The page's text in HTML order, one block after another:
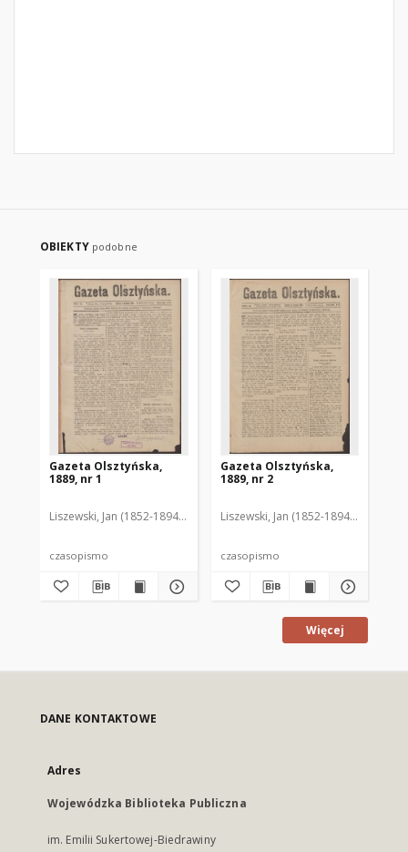
OBIEKTY podobne
Gazeta Olsztyńska,
1889, nr 1
Liszewski, Jan (1852-1894). Red.
czasopismo
Gazeta Olsztyńska,
1889, nr 2
Liszewski, Jan (1852-1894). Red.
czasopismo
Więcej
DANE KONTAKTOWE
Adres
Wojewódzka Biblioteka Publiczna
im. Emilii Sukertowej-Biedrawiny